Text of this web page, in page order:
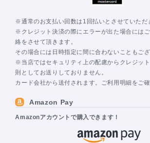
※通常のお支払い回数は1回払いとさせていただ
※クレジット決済の際にエラーが出た場合には
絡をさせて頂きます。
その場合には日時指定に間に合わないこともござ
※当店ではセキュリティ上の配慮からクレジッ
則としてお送りしておりません。
カード会社から送付されます。ご利用明細をご確
Amazon Pay
Amazonアカウントで購入できます！